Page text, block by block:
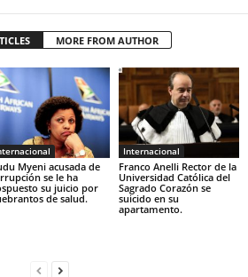
MORE FROM AUTHOR
Myeni acusada de
se le ha
su juicio por
de salud.
Internacional
Franco Anelli Rector de la
Universidad Católica del
Sagrado Corazón se
suicido en su
apartamento.